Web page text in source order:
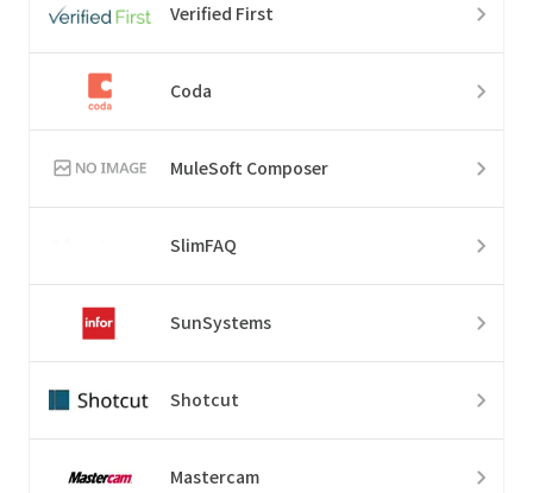
Verified First
Coda
MuleSoft Composer
SlimFAQ
SunSystems
Shotcut
Mastercam